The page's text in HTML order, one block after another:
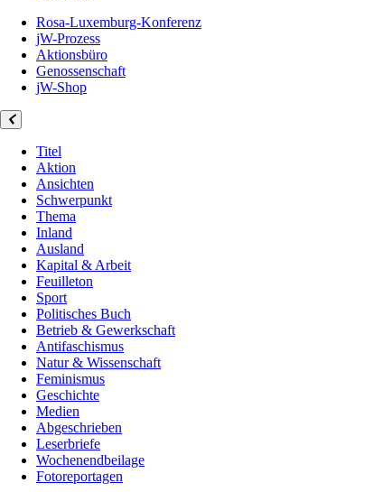
Rosa-Luxemburg-Konferenz
jW-Prozess
Aktionsbüro
Genossenschaft
jW-Shop
Titel
Aktion
Ansichten
Schwerpunkt
Thema
Inland
Ausland
Kapital & Arbeit
Feuilleton
Sport
Politisches Buch
Betrieb & Gewerkschaft
Antifaschismus
Natur & Wissenschaft
Feminismus
Geschichte
Medien
Abgeschrieben
Leserbriefe
Wochenendbeilage
Fotoreportagen